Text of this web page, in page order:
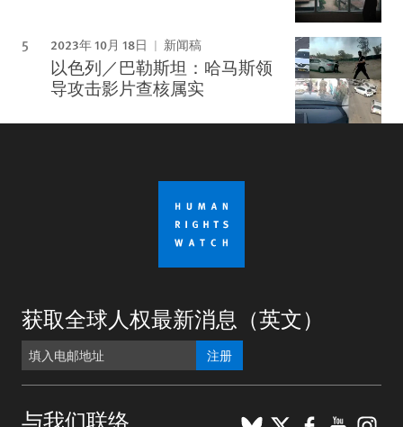
2023年 10月 18日 新闻稿
以色列／巴勒斯坦：哈马斯领
导攻击影片查核属实
获取全球人权最新消息（英文）
注册
与我们联络